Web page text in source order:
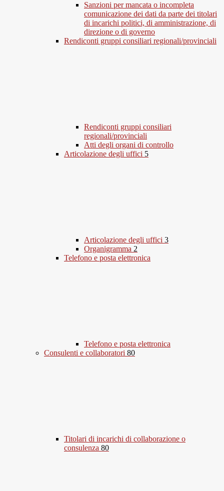
Sanzioni per mancata o incompleta
comunicazione dei dati da parte dei titolari
di incarichi politici, di amministrazione, di
direzione o di governo
Rendiconti gruppi consiliari regionali/provinciali
Rendiconti gruppi consiliari
regionali/provinciali
Atti degli organi di controllo
Articolazione degli uffici 5
Articolazione degli uffici 3
Organigramma 2
Telefono e posta elettronica
Telefono e posta elettronica
Consulenti e collaboratori 80
Titolari di incarichi di collaborazione o
consulenza 80